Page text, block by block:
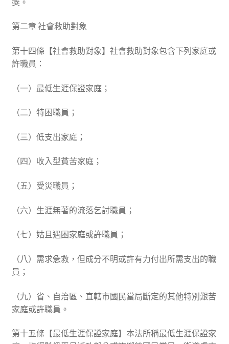
第二章 社會救助對象
第十四條【社會救助對象】社會救助對象包含下列家庭或
許職員：
（一）最低生涯保證家庭；
（二）特困職員；
（三）低支出家庭；
（四）收入型貧苦家庭；
（五）受災職員；
（六）生涯無著的流落乞討職員；
（七）姑且遇困家庭或許職員；
（八）需求急救，但成分不明或許有力付出所需支出的職
員；
（九）省、自治區、直轄市國民當局斷定的其他特別艱苦
家庭或許職員。
第十五條【最低生涯保證家庭】本法所稱最低生涯保證家